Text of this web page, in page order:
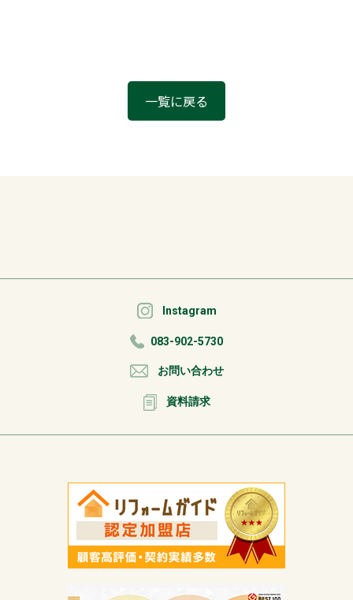
一覧に戻る
Instagram
083-902-5730
お問い合わせ
資料請求